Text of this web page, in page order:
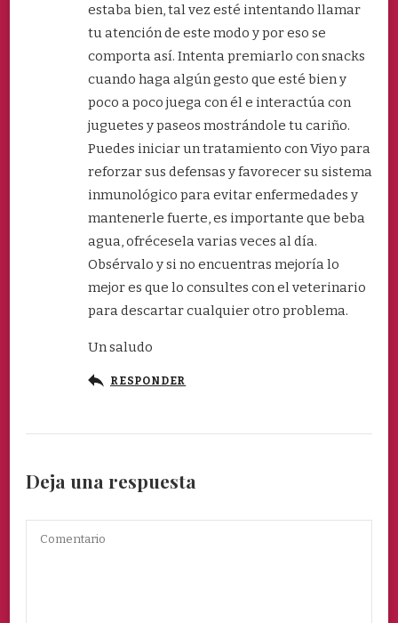
estaba bien, tal vez esté intentando llamar
tu atención de este modo y por eso se
comporta así. Intenta premiarlo con snacks
cuando haga algún gesto que esté bien y
poco a poco juega con él e interactúa con
juguetes y paseos mostrándole tu cariño.
Puedes iniciar un tratamiento con Viyo para
reforzar sus defensas y favorecer su sistema
inmunológico para evitar enfermedades y
mantenerle fuerte, es importante que beba
agua, ofrécesela varias veces al día.
Obsérvalo y si no encuentras mejoría lo
mejor es que lo consultes con el veterinario
para descartar cualquier otro problema.
Un saludo
RESPONDER
Deja una respuesta